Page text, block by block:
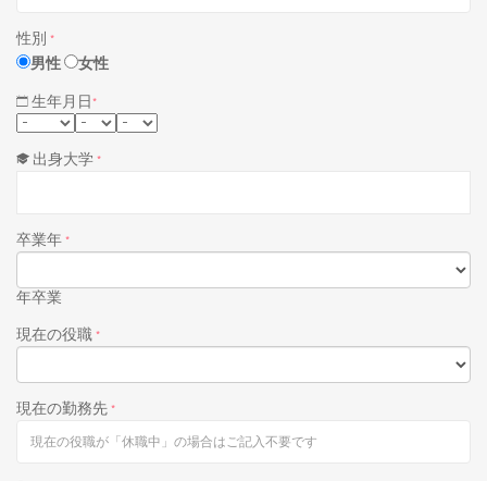
性別 *
男性 女性
生年月日 *
出身大学 *
卒業年 *
年卒業
現在の役職 *
現在の勤務先 *